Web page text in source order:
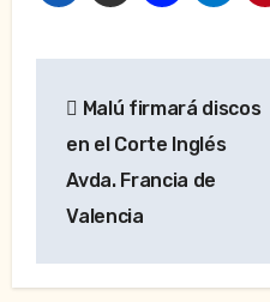
de
entradas
Malú firmará discos
en el Corte Inglés
Avda. Francia de
Valencia